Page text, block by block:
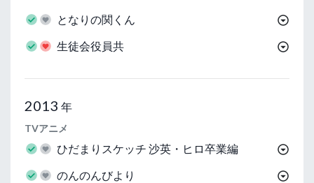
となりの関くん
生徒会役員共
2013 年
TVアニメ
ひだまりスケッチ 沙英・ヒロ卒業編
のんのんびより